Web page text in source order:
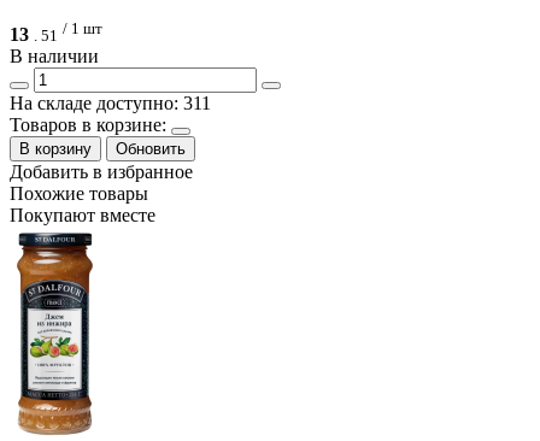
13 . 51 / 1 шт
В наличии
На складе доступно: 311
Товаров в корзине:
В корзину Обновить
Добавить в избранное
Похожие товары
Покупают вместе